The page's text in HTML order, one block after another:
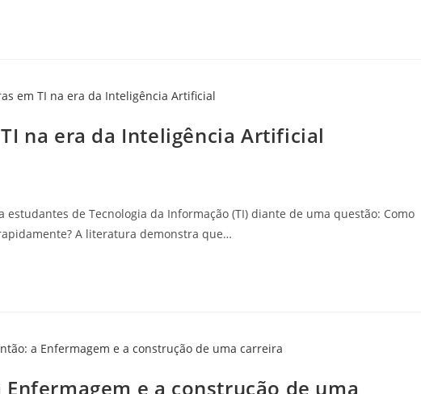
na era da Inteligência Artificial
estudantes de Tecnologia da Informação (TI) diante de uma questão: Como
A literatura demonstra que…
e a construção de uma